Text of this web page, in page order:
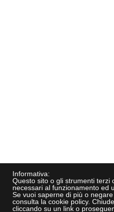
Informativa:
Questo sito o gli strumenti terzi
necessari al funzionamento ed
Se vuoi saperne di più o
consulta la cookie policy.
cliccando su un link o